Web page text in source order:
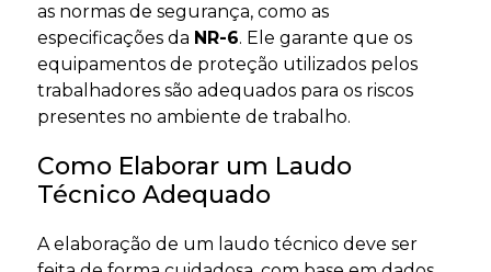
as normas de segurança, como as
especificações da NR-6. Ele garante que os
equipamentos de proteção utilizados pelos
trabalhadores são adequados para os riscos
presentes no ambiente de trabalho.
Como Elaborar um Laudo
Técnico Adequado
A elaboração de um laudo técnico deve ser